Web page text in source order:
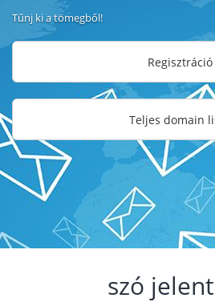
Tűnj ki a tömegből!
Regisztráció
Teljes domain
szó